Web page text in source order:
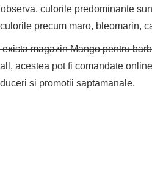
culorile predominante
precum maro, bleomarin,
magazin Mango pentru
acestea pot fi comandate
si promotii saptamanale.